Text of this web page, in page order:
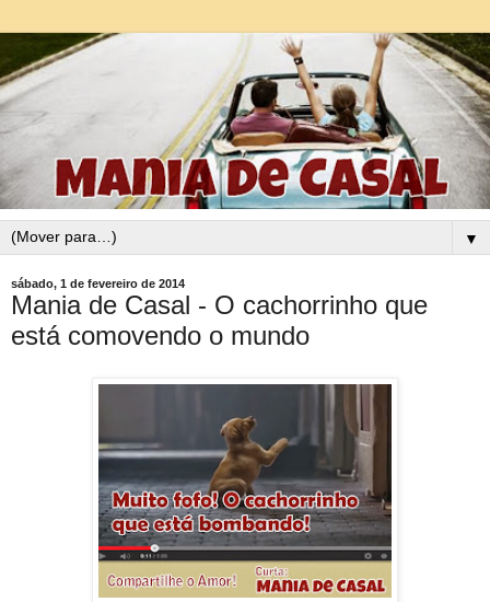
▼
sábado, 1 de fevereiro de 2014
Mania de Casal - O cachorrinho que
está comovendo o mundo